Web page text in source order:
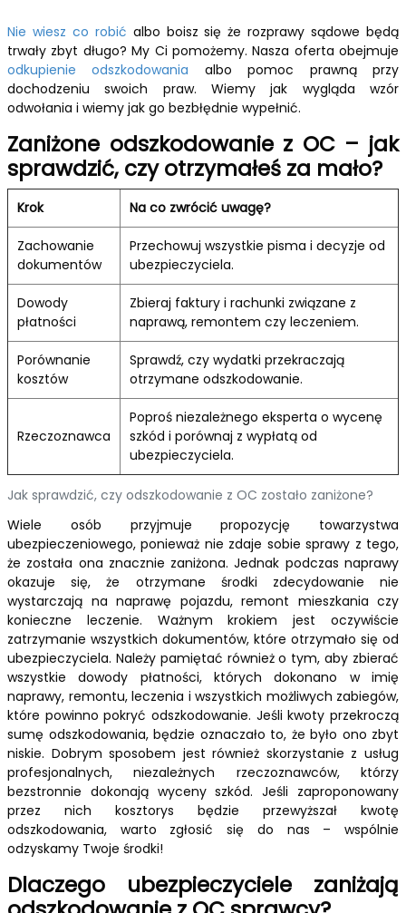
Nie wiesz co robić albo boisz się że rozprawy sądowe będą
trwały zbyt długo? My Ci pomożemy. Nasza oferta obejmuje
odkupienie odszkodowania albo pomoc prawną przy
dochodzeniu swoich praw. Wiemy jak wygląda wzór
odwołania i wiemy jak go bezbłędnie wypełnić.
Zaniżone odszkodowanie z OC – jak
sprawdzić, czy otrzymałeś za mało?
Jak sprawdzić, czy odszkodowanie z OC zostało zaniżone?
Krok Na co zwrócić uwagę?
Zachowanie
dokumentów
Przechowuj wszystkie pisma i decyzje od
ubezpieczyciela.
Dowody
płatności
Zbieraj faktury i rachunki związane z
naprawą, remontem czy leczeniem.
Porównanie
kosztów
Sprawdź, czy wydatki przekraczają
otrzymane odszkodowanie.
Rzeczoznawca
Poproś niezależnego eksperta o wycenę
szkód i porównaj z wypłatą od
ubezpieczyciela.
Wiele osób przyjmuje propozycję towarzystwa
ubezpieczeniowego, ponieważ nie zdaje sobie sprawy z tego,
że została ona znacznie zaniżona. Jednak podczas naprawy
okazuje się, że otrzymane środki zdecydowanie nie
wystarczają na naprawę pojazdu, remont mieszkania czy
konieczne leczenie. Ważnym krokiem jest oczywiście
zatrzymanie wszystkich dokumentów, które otrzymało się od
ubezpieczyciela. Należy pamiętać również o tym, aby zbierać
wszystkie dowody płatności, których dokonano w imię
naprawy, remontu, leczenia i wszystkich możliwych zabiegów,
które powinno pokryć odszkodowanie. Jeśli kwoty przekroczą
sumę odszkodowania, będzie oznaczało to, że było ono zbyt
niskie. Dobrym sposobem jest również skorzystanie z usług
profesjonalnych, niezależnych rzeczoznawców, którzy
bezstronnie dokonają wyceny szkód. Jeśli zaproponowany
przez nich kosztorys będzie przewyższał kwotę
odszkodowania, warto zgłosić się do nas – wspólnie
odzyskamy Twoje środki!
Dlaczego ubezpieczyciele zaniżają